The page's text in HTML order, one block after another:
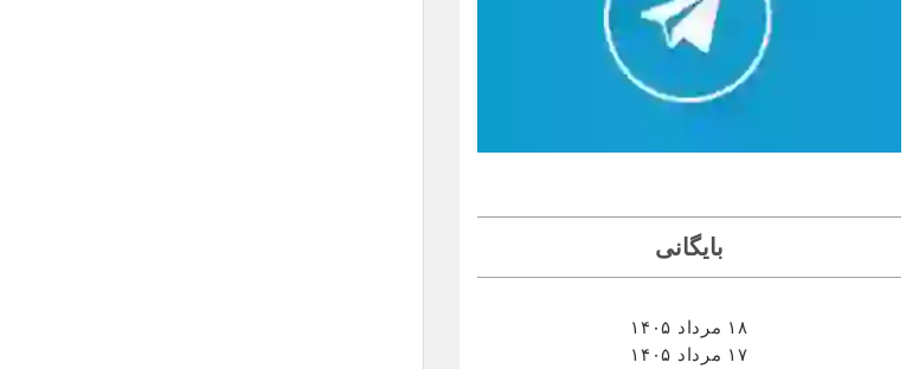
بایگانی
۱۸ مرداد ۱۴۰۵
۱۷ مرداد ۱۴۰۵